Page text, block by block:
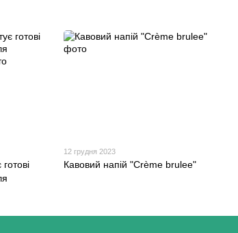
12 грудня 2023
Кавовий напій "Crème brulee"